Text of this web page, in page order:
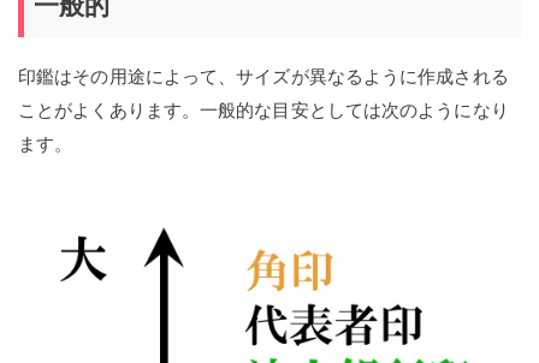
一般的
印鑑はその用途によって、サイズが異なるように作成される
ことがよくあります。一般的な目安としては次のようになり
ます。